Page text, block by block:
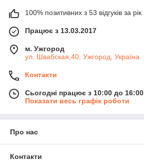
100% позитивних з 53 відгуків за рік
Працює з 13.03.2017
м. Ужгород
ул. Швабская,40, Ужгород, Україна
Контакти
Сьогодні працює з 10:00 до 16:00
Показати весь графік роботи
Про нас
Контакти